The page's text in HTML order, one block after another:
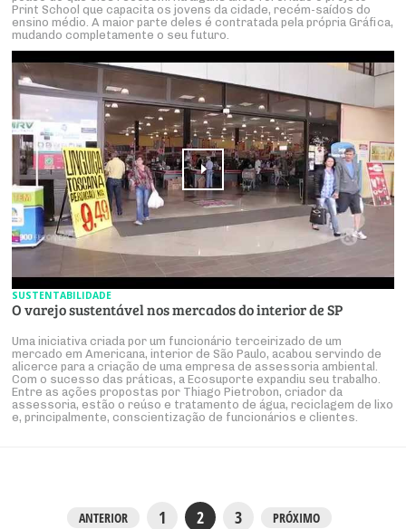
Print School que capacita os jovens da cidade, recém-saídos do
ensino médio. A maior parte deles é contratada pela própria Gráfica,
mudando completamente o seu futuro.
SUSTENTABILIDADE
O varejo sustentável nos mercados do interior de SP
Uma iniciativa criada por um funcionário terceirizado de um
mercado em Americana, interior de São Paulo, acabou servindo de
alicerce para a criação de uma empresa de assessoria ambiental.
Com o sucesso das práticas, a Ecosuporte expandiu seu trabalho.
Entre as ações propostas por Thiago Pietrobon, criador da
assessoria, estão o reúso e tratamento de água, reciclagem de lixo
e, principalmente, conscientização de funcionários e clientes.
ANTERIOR 1 2 3 PRÓXIMO